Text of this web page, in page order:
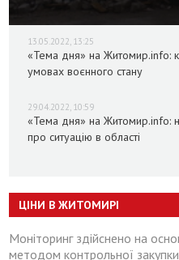
13.05.2022, 13:25
«Тема дня» на Житомир.info:
умовах воєнного стану
29.04.2022, 10:59
«Тема дня» на Житомир.info:
про ситуацію в області
ЦІНИ В ЖИТОМИРІ
Моніторинг здійснено на
методом контрольної